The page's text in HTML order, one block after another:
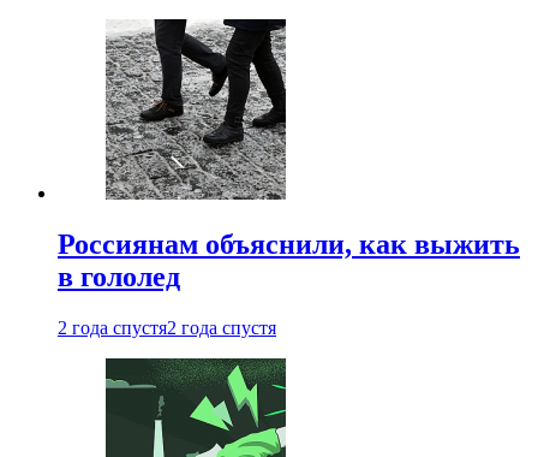
Россиянам объяснили, как выжить
в гололед
2 года спустя2 года спустя